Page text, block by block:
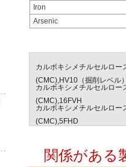
Iron
Arsenic
カルボキシメチルセルロー
(CMC),HV10（掘削レベル）
カルボキシメチルセルロー
(CMC),16FVH
カルボキシメチルセルロー
(CMC),5FHD
関係がある